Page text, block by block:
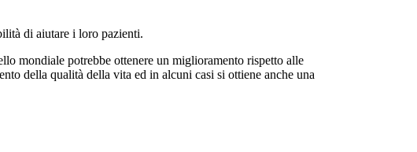
di aiutare i loro pazienti.
mondiale potrebbe ottenere un miglioramento rispetto alle
della qualità della vita ed in alcuni casi si ottiene anche una